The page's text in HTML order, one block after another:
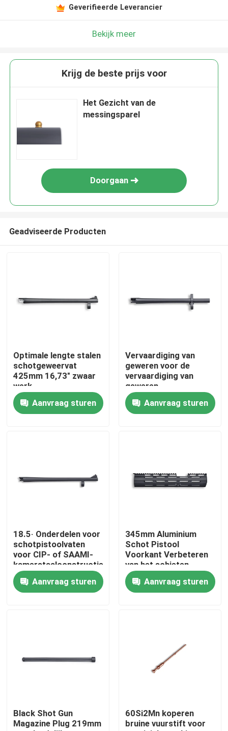
Fabriekstocht
Kwaliteitscontrole
Vraag een offerte
Semi Autojachtgeweren
Geverifieerde Leverancier
Bekijk meer
Krijg de beste prijs voor
Het Gezicht van de
messingsparel
Doorgaan
Geadviseerde Producten
Optimale lengte stalen
schotgeweervat
425mm 16,73" zwaar
werk
Aanvraag sturen
Vervaardiging van
geweren voor de
vervaardiging van
geweren
Aanvraag sturen
18.5· Onderdelen voor
schotpistoolvaten
voor CIP- of SAAMI-
kamerstaalconstructies
Aanvraag sturen
345mm Aluminium
Schot Pistool
Voorkant Verbeteren
van het schieten
ervaring lichtgewicht
Aanvraag sturen
Black Shot Gun
Magazine Plug 219mm
60Si2Mn koperen
bruine vuurstift voor